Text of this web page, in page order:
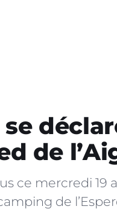
de
ce mercredi 19
de